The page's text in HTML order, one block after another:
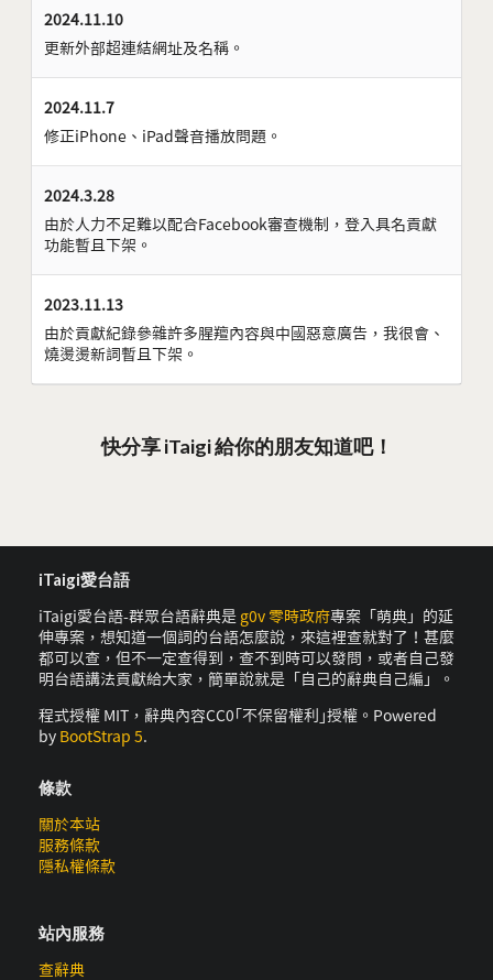
2024.11.10
更新外部超連結網址及名稱。
2024.11.7
修正iPhone、iPad聲音播放問題。
2024.3.28
由於人力不足難以配合Facebook審查機制，登入具名貢獻
功能暫且下架。
2023.11.13
由於貢獻紀錄參雜許多腥羶內容與中國惡意廣告，我很會、
燒燙燙新詞暫且下架。
快分享 iTaigi 給你的朋友知道吧！
iTaigi愛台語
iTaigi愛台語-群眾台語辭典是 g0v 零時政府專案「萌典」的延
伸專案，想知道一個詞的台語怎麼說，來這裡查就對了！甚麼
都可以查，但不一定查得到，查不到時可以發問，或者自己發
明台語講法貢獻給大家，簡單說就是「自己的辭典自己編」。
程式授權 MIT，辭典內容CC0｢不保留權利｣授權。Powered
by BootStrap 5.
條款
關於本站
服務條款
隱私權條款
站內服務
查辭典